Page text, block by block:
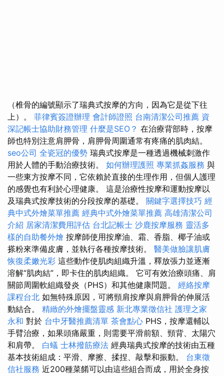
（椎骨的編號顯示了瑞典式按摩的方向，因為它是從下往
上）。 菲律賓簽證辦理 會計師證照 台南清潔公司推薦 資
深記帳士協助財務管理 什麼是SEO？ 在治療背部時，按摩
師也特別注意肩胛骨，肩胛骨周圍通常有疼痛的肌肉結。
seo公司 全瓷冠的優勢 瑞典式按摩是一種透過機械刺激作
用於人體的手動治療技術。 如何辦理護照 專業抓姦服務 與
一些東方按摩不同，它依賴於直接的生理作用，但個人護理
的感覺也有利於心理健康。 這是治療性按摩和運動按摩以
及瑞典式按摩技術的分段按摩的基礎。 關鍵字選擇技巧 經
典中式外燴菜單推薦 經典中式外燴菜單推薦 高雄清潔公司
介紹 居家清潔費用評估 台北記帳士 沙鹿按摩服務 靈活多
樣的自助餐外燴 按摩師使用按摩油、霜、香脂、椰子油或
搽粉來準備皮膚，並執行各種按摩技術。 醫美做臉讓肌膚
恢復柔嫩光彩 這些動作使肌肉組織升溫，釋放張力並逐漸
溶解“肌肉結”，即卡住的肌肉組織。 它可有效治療頭痛、肩
關節周圍軟組織發炎（PHS）和其他健康問題。 經絡按摩
課程台北 如無特殊原因，可將頸肩按摩與肩胛骨的伸展活
動結合。 精緻的外燴擺盤靈感 新北專業徵信社 護理之家
永和 對於 台中牙醫推薦清單 茶會點心 PHS，按摩還輔以
手臂治療，如果頭痛嚴重，則需要平滑前額、頸背、太陽穴
和肩帶。 白蟻 士林撥筋療法 經典瑞典式按摩的技術由五種
基本技術組成：平滑、摩擦、揉捏、敲擊和振動。 台東徵
信社服務 近200種菜餚可以由這些組合而成，用於全身按